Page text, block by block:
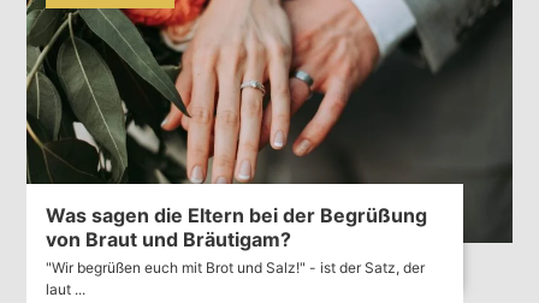
Was sagen die Eltern bei der Begrüßung
von Braut und Bräutigam?
"Wir begrüßen euch mit Brot und Salz!" - ist der Satz, der
laut ...